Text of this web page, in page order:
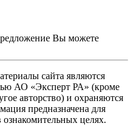
Вы можете
сайта являются
АО «Эксперт РА» (кроме
авторство) и охраняются
предназначена для
целях.